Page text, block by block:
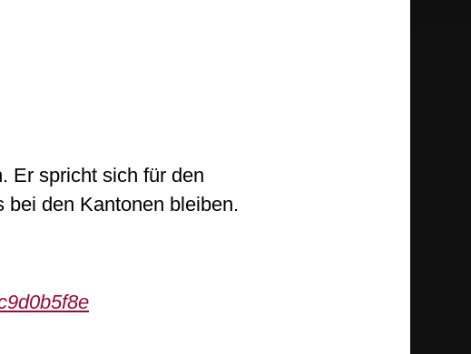
Er spricht sich für den
den Kantonen bleiben.